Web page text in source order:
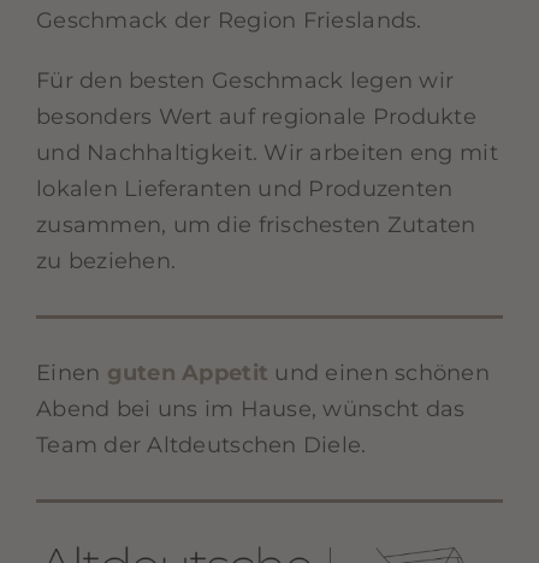
Geschmack der Region Frieslands.
Für den besten Geschmack legen wir
besonders Wert auf regionale Produkte
und Nachhaltigkeit. Wir arbeiten eng mit
lokalen Lieferanten und Produzenten
zusammen, um die frischesten Zutaten
zu beziehen.
Einen guten Appetit und einen schönen
Abend bei uns im Hause, wünscht das
Team der Altdeutschen Diele.